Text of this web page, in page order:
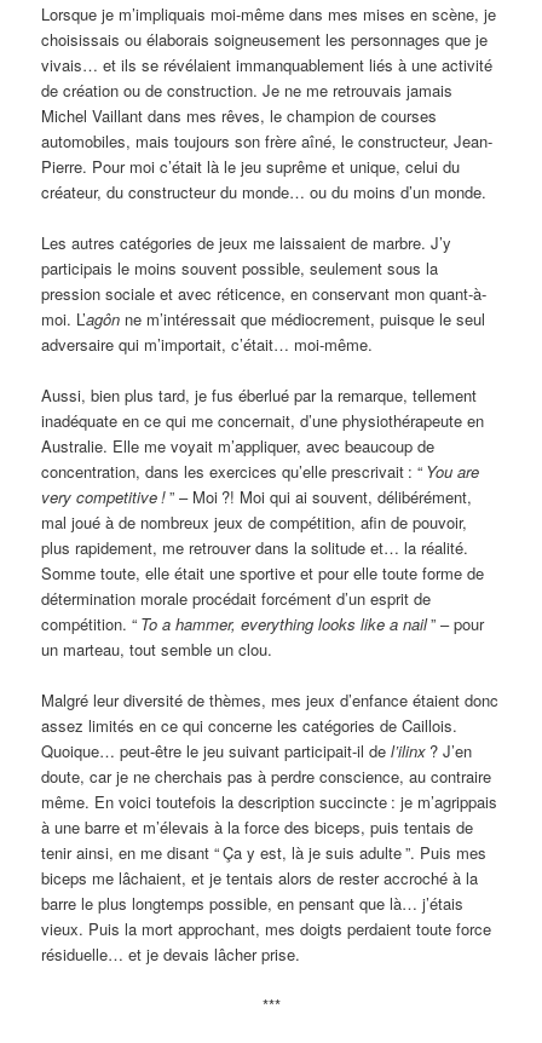
Lorsque je m’impliquais moi-même dans mes mises en scène, je
choisissais ou élaborais soigneusement les personnages que je
vivais… et ils se révélaient immanquablement liés à une activité
de création ou de construction. Je ne me retrouvais jamais
Michel Vaillant dans mes rêves, le champion de courses
automobiles, mais toujours son frère aîné, le constructeur, Jean-
Pierre. Pour moi c’était là le jeu suprême et unique, celui du
créateur, du constructeur du monde… ou du moins d’un monde.
Les autres catégories de jeux me laissaient de marbre. J’y
participais le moins souvent possible, seulement sous la
pression sociale et avec réticence, en conservant mon quant-à-
moi. L’agôn ne m’intéressait que médiocrement, puisque le seul
adversaire qui m’importait, c’était… moi-même.
Aussi, bien plus tard, je fus éberlué par la remarque, tellement
inadéquate en ce qui me concernait, d’une physiothérapeute en
Australie. Elle me voyait m’appliquer, avec beaucoup de
concentration, dans les exercices qu’elle prescrivait : “ You are
very competitive!” – Moi ?! Moi qui ai souvent, délibérément,
mal joué à de nombreux jeux de compétition, afin de pouvoir,
plus rapidement, me retrouver dans la solitude et… la réalité.
Somme toute, elle était une sportive et pour elle toute forme de
détermination morale procédait forcément d’un esprit de
compétition. “ To a hammer, everything looks like a nail” – pour
un marteau, tout semble un clou.
Malgré leur diversité de thèmes, mes jeux d’enfance étaient donc
assez limités en ce qui concerne les catégories de Caillois.
Quoique… peut-être le jeu suivant participait-il del’ilinx ? J’en
doute, car je ne cherchais pas à perdre conscience, au contraire
même. En voici toutefois la description succincte : je m’agrippais
à une barre et m’élevais à la force des biceps, puis tentais de
tenir ainsi, en me disant “Ça y est, là je suis adulte”. Puis mes
biceps me lâchaient, et je tentais alors de rester accroché à la
barre le plus longtemps possible, en pensant que là… j’étais
vieux. Puis la mort approchant, mes doigts perdaient toute force
résiduelle… et je devais lâcher prise.
***